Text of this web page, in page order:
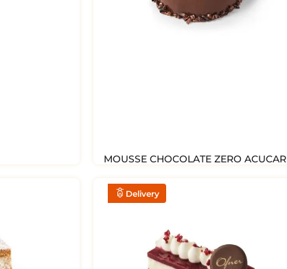
MOUSSE CHOCOLATE ZERO ACUCAR
R$ 12,90
Delivery